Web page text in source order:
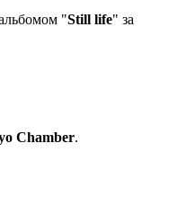
"Still life" за
Chamber.